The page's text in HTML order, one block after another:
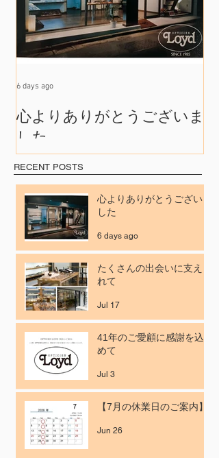
RECENT POSTS
心よりありがとうございま
した
6 days ago
心よりありがとうございま
した
6 days ago
たくさんの出会いに支えら
れて
Jul 17
41年のご愛顧に感謝を込
めて
Jul 3
【7月の休業日のご案内】
Jun 26